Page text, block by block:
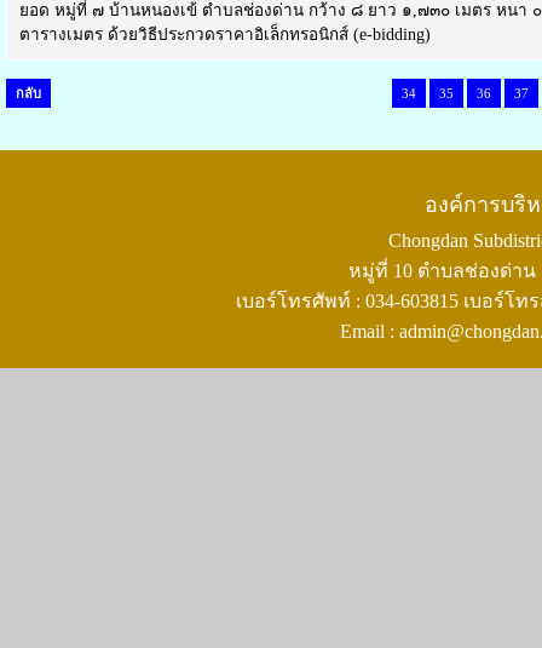
ยอด หมู่ที่ ๗ บ้านหนองเข้ ตำบลช่องด่าน กว้าง ๘ ยาว ๑,๗๓๐ เมตร หนา
ตารางเมตร ด้วยวิธีประกวดราคาอิเล็กทรอนิกส์ (e-bidding)
กลับ 34 35 36 37
องค์การบริ
Chongdan
หมู่ที่ 10 ตำบลช่องด่าน
เบอร์โทรศัพท์ : 034-603815 เบอร์โท
Email :